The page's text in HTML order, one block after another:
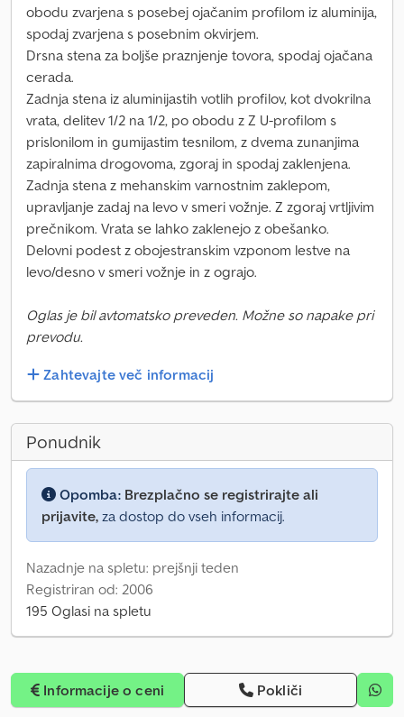
obodu zvarjena s posebej ojačanim profilom iz aluminija,
spodaj zvarjena s posebnim okvirjem.
Drsna stena za boljše praznjenje tovora, spodaj ojačana
cerada.
Zadnja stena iz aluminijastih votlih profilov, kot dvokrilna
vrata, delitev 1/2 na 1/2, po obodu z Z U-profilom s
prislonilom in gumijastim tesnilom, z dvema zunanjima
zapiralnima drogovoma, zgoraj in spodaj zaklenjena.
Zadnja stena z mehanskim varnostnim zaklepom,
upravljanje zadaj na levo v smeri vožnje. Z zgoraj vrtljivim
prečnikom. Vrata se lahko zaklenejo z obešanko.
Delovni podest z obojestranskim vzponom lestve na
levo/desno v smeri vožnje in z ograjo.
Oglas je bil avtomatsko preveden. Možne so napake pri
prevodu.
Zahtevajte več informacij
Ponudnik
Opomba: Brezplačno se registrirajte ali
prijavite, za dostop do vseh informacij.
Nazadnje na spletu: prejšnji teden
Registriran od: 2006
195 Oglasi na spletu
Informacije o ceni Pokliči